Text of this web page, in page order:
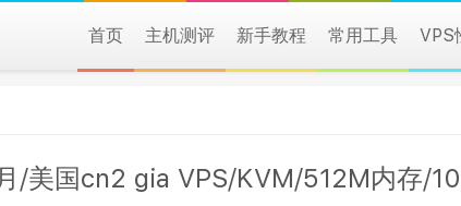
首页 主机测评 新手教程 常用工具 VPS
/美国cn2 gia VPS/KVM/512M内存/